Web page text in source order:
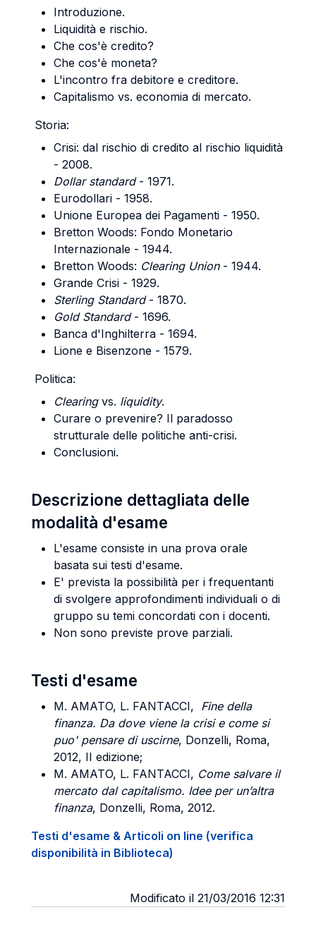
Introduzione.
Liquidità e rischio.
Che cos'è credito?
Che cos'è moneta?
L'incontro fra debitore e creditore.
Capitalismo vs. economia di mercato.
Storia:
Crisi: dal rischio di credito al rischio liquidità
- 2008.
Dollar standard - 1971.
Eurodollari - 1958.
Unione Europea dei Pagamenti - 1950.
Bretton Woods: Fondo Monetario
Internazionale - 1944.
Bretton Woods: Clearing Union - 1944.
Grande Crisi - 1929.
Sterling Standard - 1870.
Gold Standard - 1696.
Banca d'Inghilterra - 1694.
Lione e Bisenzone - 1579.
Politica:
Clearing vs. liquidity.
Curare o prevenire? Il paradosso
strutturale delle politiche anti-crisi.
Conclusioni.
Descrizione dettagliata delle
modalità d'esame
L'esame consiste in una prova orale
basata sui testi d'esame.
E' prevista la possibilità per i frequentanti
di svolgere approfondimenti individuali o di
gruppo su temi concordati con i docenti.
Non sono previste prove parziali.
Testi d'esame
M. AMATO, L. FANTACCI, Fine della
finanza. Da dove viene la crisi e come si
puo' pensare di uscirne, Donzelli, Roma,
2012, II edizione;
M. AMATO, L. FANTACCI, Come salvare il
mercato dal capitalismo. Idee per un’altra
finanza, Donzelli, Roma, 2012.
Testi d'esame & Articoli on line (verifica
disponibilità in Biblioteca)
Modificato il 21/03/2016 12:31